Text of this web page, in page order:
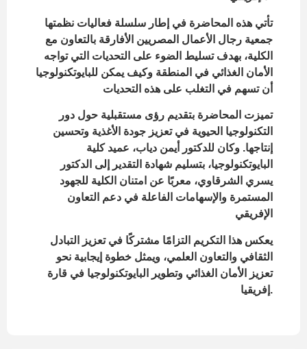
تأتي هذه المحاضرة في إطار سلسلة فعاليات نظمتها
جمعية رجال الأعمال المصريين الأفارقة بالتعاون مع
الكلية، بهدف تسليط الضوء على التحديات التي تواجه
الأمان الغذائي في المنطقة وكيف يمكن للبايوتكنولوجيا
أن تسهم في التغلب على هذه التحديات
تميزت المحاضرة بتقديم رؤى مستقبلية حول دور
التكنولوجيا الحيوية في تعزيز جودة الأغذية وتحسين
إنتاجها. وكان للدكتور أيمن دياب، عميد كلية
البايوتكنولوجيا، بتسليم شهادة التقدير إلى الدكتور
يسري الشرقاوي، معربًا عن امتنان الكلية للجهود
المستمرة والإسهامات الفاعلة في دعم التعاون
الإفريقي
يعكس هذا التكريم التزامًا مشتركًا في تعزيز التبادل
الثقافي والتعاون العلمي، ويمثل خطوة إيجابية نحو
تعزيز الأمان الغذائي وتطوير البايوتكنولوجيا في قارة
إفريقيا.